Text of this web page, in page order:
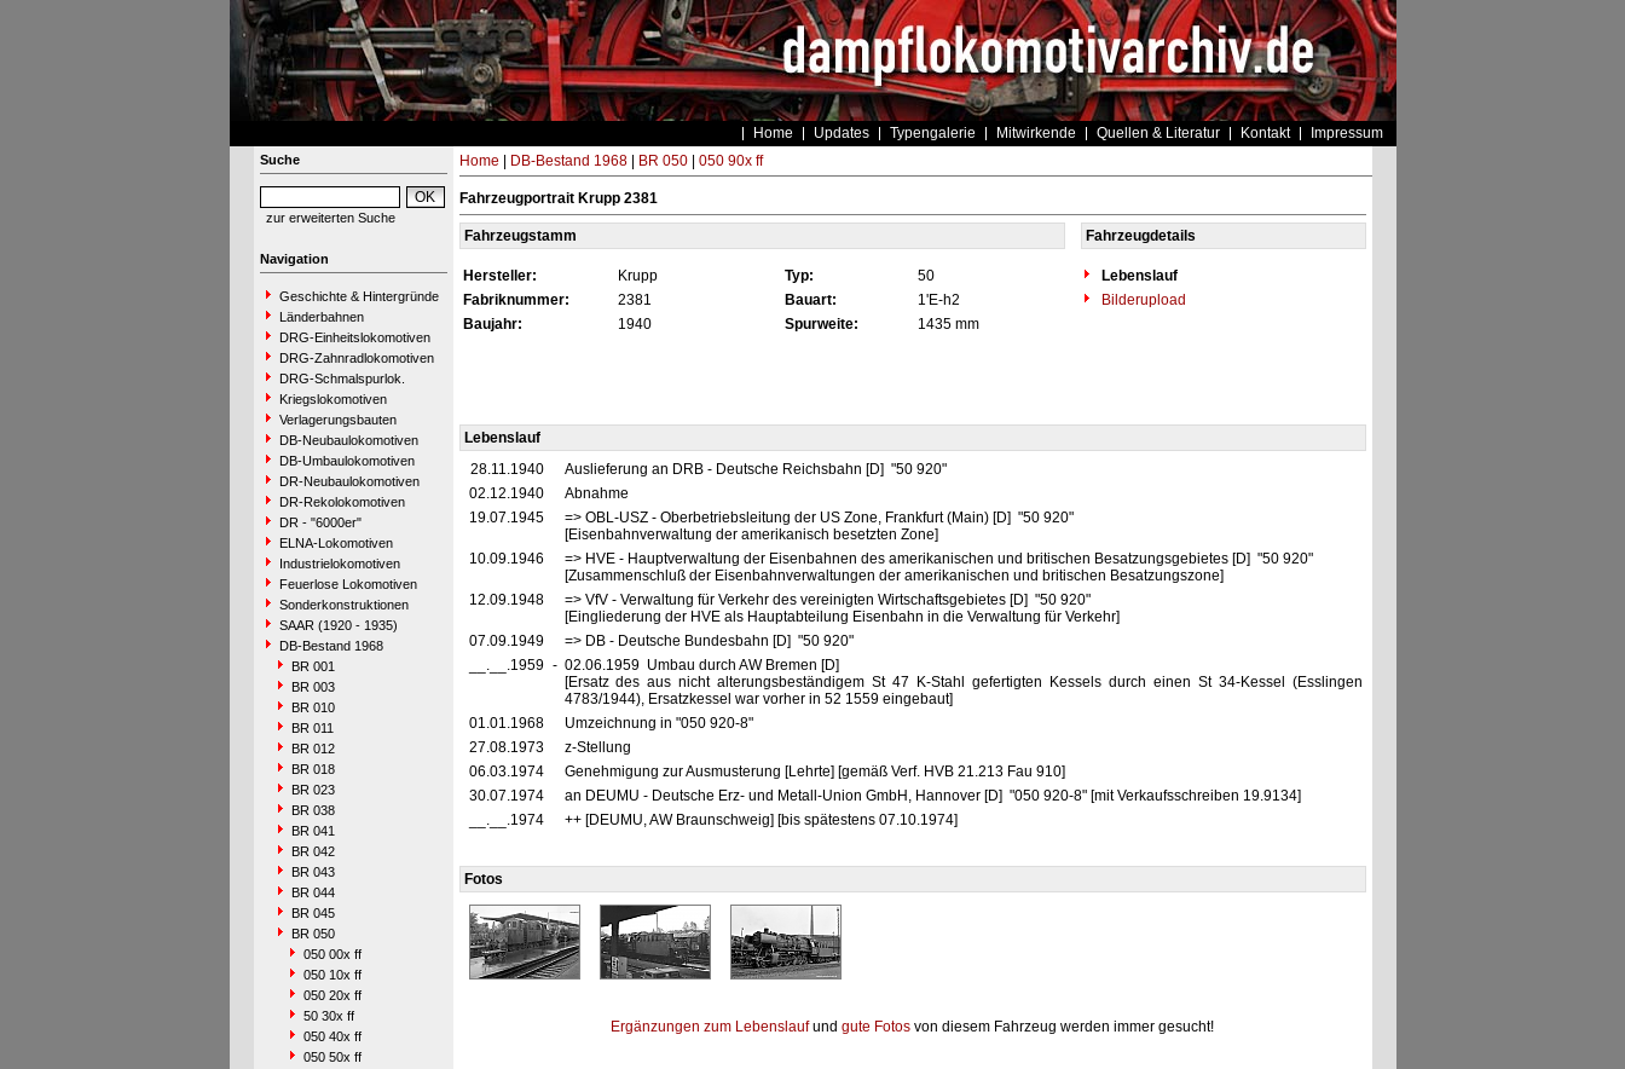
Home Updates Typengalerie Mitwirkende Quellen & Literatur Kontakt Impressum
Suche
zur erweiterten Suche
Navigation
Geschichte & Hintergründe
Länderbahnen
DRG-Einheitslokomotiven
DRG-Zahnradlokomotiven
DRG-Schmalspurlok.
Kriegslokomotiven
Verlagerungsbauten
DB-Neubaulokomotiven
DB-Umbaulokomotiven
DR-Neubaulokomotiven
DR-Rekolokomotiven
DR - "6000er"
ELNA-Lokomotiven
Industrielokomotiven
Feuerlose Lokomotiven
Sonderkonstruktionen
SAAR (1920 - 1935)
DB-Bestand 1968
BR 001
BR 003
BR 010
BR 011
BR 012
BR 018
BR 023
BR 038
BR 041
BR 042
BR 043
BR 044
BR 045
BR 050
050 00x ff
050 10x ff
050 20x ff
50 30x ff
050 40x ff
050 50x ff
Home DB-Bestand 1968| BR 050| 050 90x ff
Fahrzeugportrait Krupp 2381
Fahrzeugstamm Fahrzeugdetails
Hersteller: Krupp Typ: 50
Lebenslauf
Fabriknummer:
2381 Bauart: 1'E-h2
Bilderupload
Baujahr:
1940 Spurweite: 1435 mm
Lebenslauf
28.11.1940
Auslieferung an DRB - Deutsche Reichsbahn [D] "50 920"
02.12.1940
Abnahme
19.07.1945
=> OBL-USZ - Oberbetriebsleitung der US Zone, Frankfurt (Main) [D] "50 920"
[Eisenbahnverwaltung der amerikanisch besetzten Zone]
10.09.1946
=> HVE - Hauptverwaltung der Eisenbahnen des amerikanischen und britischen Besatzungsgebietes [D] "50 920"
[Zusammenschluß der Eisenbahnverwaltungen der amerikanischen und britischen Besatzungszone]
12.09.1948
=> VfV - Verwaltung für Verkehr des vereinigten Wirtschaftsgebietes [D] "50 920"
[Eingliederung der HVE als Hauptabteilung Eisenbahn in die Verwaltung für Verkehr]
07.09.1949
=> DB - Deutsche Bundesbahn [D] "50 920"
__.__.1959 - 02.06.1959 Umbau durch AW Bremen [D]
[Ersatz des aus nicht alterungsbeständigem St 47 K-Stahl gefertigten Kessels durch einen St 34-Kessel (Esslingen
4783/1944), Ersatzkessel war vorher in 52 1559 eingebaut]
01.01.1968
Umzeichnung in "050 920-8"
27.08.1973
z-Stellung
06.03.1974
Genehmigung zur Ausmusterung [Lehrte] [gemäß Verf. HVB 21.213 Fau 910]
30.07.1974
an DEUMU - Deutsche Erz- und Metall-Union GmbH, Hannover [D] "050 920-8" [mit Verkaufsschreiben 19.9134]
__.__.1974
++ [DEUMU, AW Braunschweig] [bis spätestens 07.10.1974]
Fotos
Ergänzungen zum Lebenslaufund gute Fotos von diesem Fahrzeug werden immer gesucht!